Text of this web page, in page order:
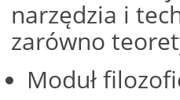
narzędzia i
zarówno
Moduł